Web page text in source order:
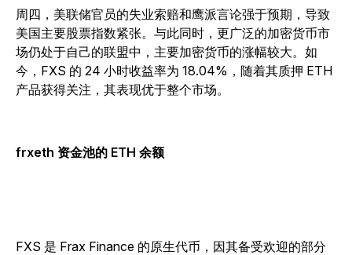
周四，美联储官员的失业索赔和鹰派言论强于预期，导致
美国主要股票指数紧张。与此同时，更广泛的加密货币市
场仍处于自己的联盟中，主要加密货币的涨幅较大。如
今，FXS 的 24 小时收益率为 18.04%，随着其质押 ETH
产品获得关注，其表现优于整个市场。
frxeth 资金池的 ETH 余额
FXS 是 Frax Finance 的原生代币，因其备受欢迎的部分